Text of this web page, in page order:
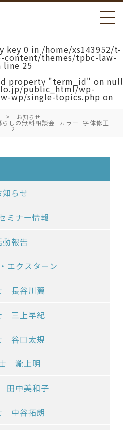
key 0 in /home/xs143952/t-
themes/tpbc-law-
line 25
property "term_id" on null
public_html/wp-
wp/single-topics.php on
お知らせ
しの無料相談会_カラー_字体修正
_2
知らせ
ミナー情報
動報告
エクスターン
長谷川翼
三上早紀
谷口太規
瀧上明
田中美和子
中谷拓朗